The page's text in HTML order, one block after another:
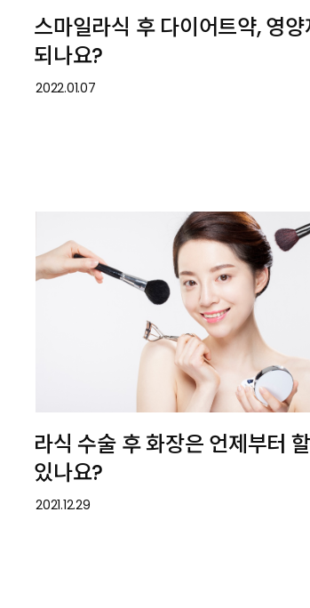
스마일라식 후 다이어트약, 영
되나요?
2022.01.07
라식 수술 후 화장은 언제부터
있나요?
2021.12.29